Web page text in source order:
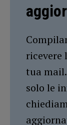
ricevere
tua
solo le